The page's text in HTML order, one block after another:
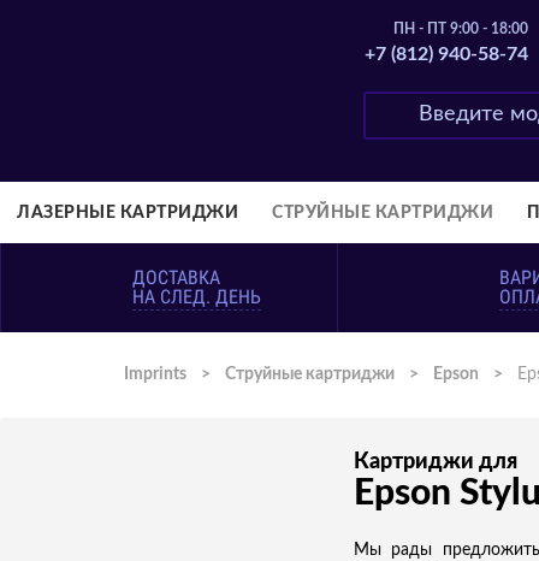
ПН - ПТ 9:00 - 18:00
+7 (812) 940-58-74
ЛАЗЕРНЫЕ КАРТРИДЖИ СТРУЙНЫЕ КАРТРИДЖИ
ДОСТАВКА
НА СЛЕД. ДЕНЬ
Imprints > Струйные картриджи > Epson >
Картриджи для
Epson
Мы рады предложить